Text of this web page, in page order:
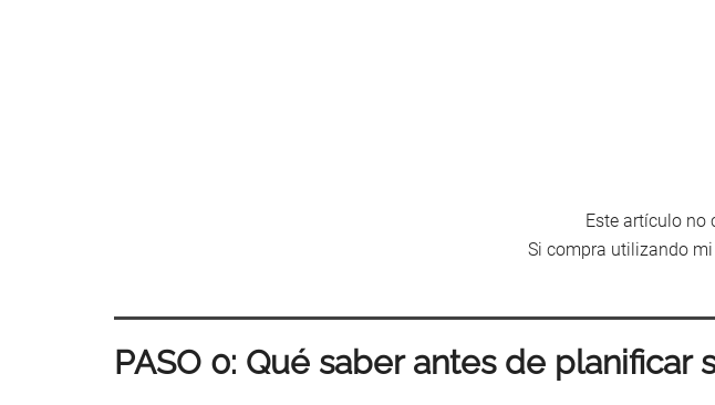
Este artículo no
Si compra utilizando
PASO 0: Qué saber antes de planificar